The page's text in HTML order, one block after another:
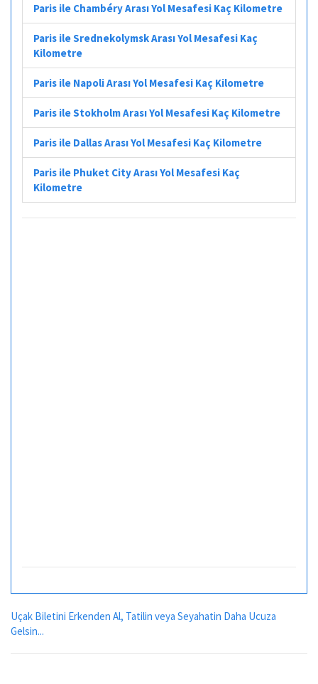
Paris ile Chambéry Arası Yol Mesafesi Kaç Kilometre
Paris ile Srednekolymsk Arası Yol Mesafesi Kaç
Kilometre
Paris ile Napoli Arası Yol Mesafesi Kaç Kilometre
Paris ile Stokholm Arası Yol Mesafesi Kaç Kilometre
Paris ile Dallas Arası Yol Mesafesi Kaç Kilometre
Paris ile Phuket City Arası Yol Mesafesi Kaç
Kilometre
Uçak Biletini Erkenden Al, Tatilin veya Seyahatin Daha Ucuza
Gelsin...